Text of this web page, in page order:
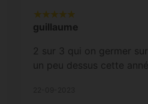
guillaume
2 sur 3 qui on germer
un peu dessus cette